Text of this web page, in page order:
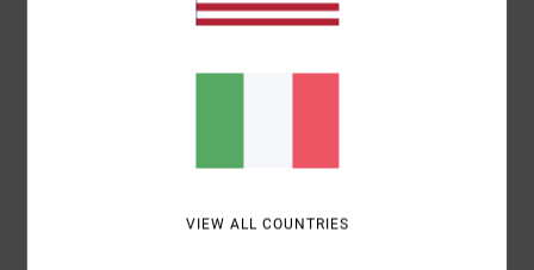
VIEW ALL COUNTRIES